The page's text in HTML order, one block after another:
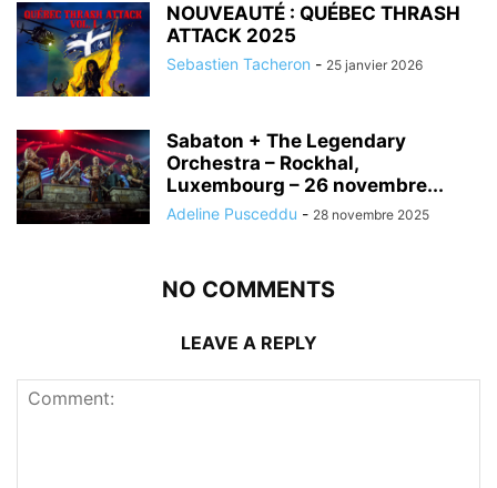
NOUVEAUTÉ : QUÉBEC THRASH
ATTACK 2025
Sebastien Tacheron - 25 janvier 2026
Sabaton + The Legendary
Orchestra – Rockhal,
Luxembourg – 26 novembre...
Adeline Pusceddu - 28 novembre 2025
NO COMMENTS
LEAVE A REPLY